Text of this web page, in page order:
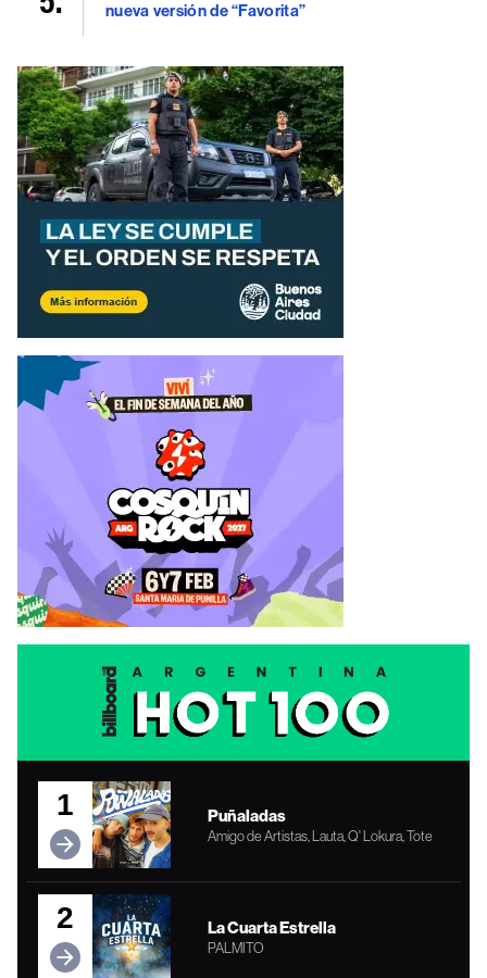
nueva versión de “Favorita”
1 Puñaladas
Amigo de Artistas, Lauta, Q' Lokura, Tote
2 La Cuarta Estrella
PALMITO